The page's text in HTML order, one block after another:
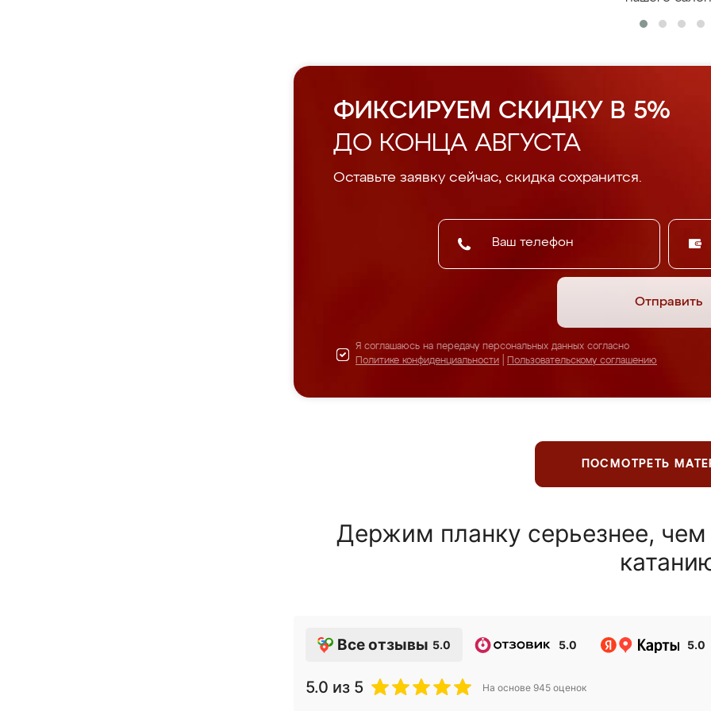
ФИКСИРУЕМ СКИДКУ В 5%
ДО КОНЦА АВГУСТА
Оставьте заявку сейчас, скидка сохранится.
Отправить
Я соглашаюсь на передачу персональных данных согласно
Политике конфиденциальности
Пользовательскому соглашению
ПОСМОТРЕТЬ
Держим планку серьезнее,
Все отзывы 5.0 5.0 5.0
5.0 из 5 На основе 945 оценок